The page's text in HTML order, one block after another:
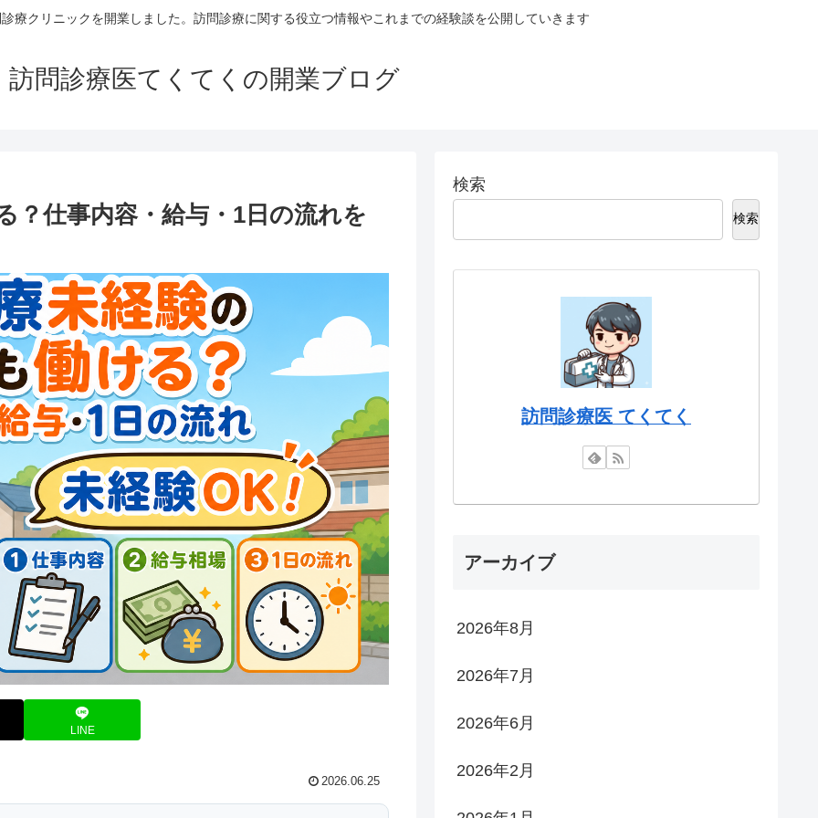
療クリニックを開業しました。訪問診療に関する役立つ情報やこれまでの経験談を公開していきます
訪問診療医てくてくの開業ブログ
？仕事内容・給与・1日の流れを
LINE
2026.06.25
検索
検索
訪問診療医 てくてく
アーカイブ
2026年8月
2026年7月
2026年6月
2026年2月